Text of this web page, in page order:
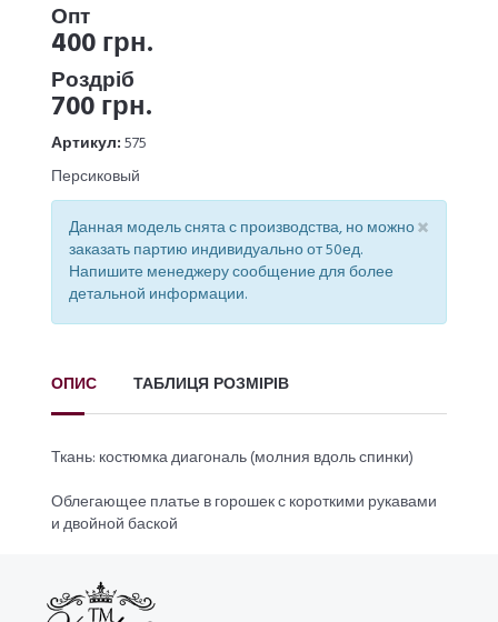
Опт
400 грн.
Роздріб
700 грн.
Артикул:575
Персиковый
×
Данная модель снята с производства, но можно
заказать партию индивидуально от 50ед.
Напишите менеджеру сообщение для более
детальной информации.
ОПИС ТАБЛИЦЯ РОЗМІРІВ
Ткань: костюмка диагональ (молния вдоль спинки)
Облегающее платье в горошек с короткими рукавами
и двойной баской